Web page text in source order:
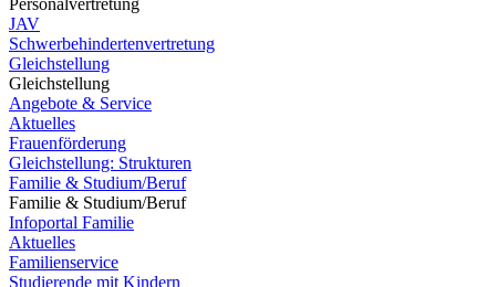
Personalvertretung
JAV
Schwerbehindertenvertretung
Gleichstellung
Gleichstellung
Angebote & Service
Aktuelles
Frauenförderung
Gleichstellung: Strukturen
Familie & Studium/Beruf
Familie & Studium/Beruf
Infoportal Familie
Aktuelles
Familienservice
Studierende mit Kindern